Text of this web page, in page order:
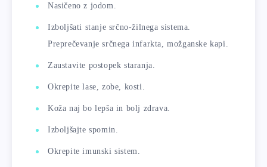
Nasičeno z jodom.
Izboljšati stanje srčno-žilnega sistema.
Preprečevanje srčnega infarkta, možganske kapi.
Zaustavite postopek staranja.
Okrepite lase, zobe, kosti.
Koža naj bo lepša in bolj zdrava.
Izboljšajte spomin.
Okrepite imunski sistem.